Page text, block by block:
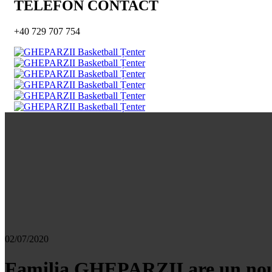
TELEFON CONTACT
+40 729 707 754
02/07/2020